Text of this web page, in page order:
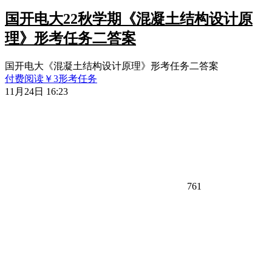
国开电大22秋学期《混凝土结构设计原
理》形考任务二答案
国开电大《混凝土结构设计原理》形考任务二答案
付费阅读 ￥3形考任务
11月24日 16:23
761